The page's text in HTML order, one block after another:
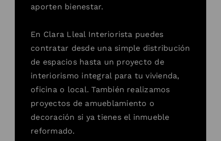
aporten bienestar.
En Clara Lleal Interiorista puedes
contratar desde una simple distribución
de espacios hasta un proyecto de
interiorismo integral para tu vivienda,
oficina o local. También realizamos
proyectos de amueblamiento o
decoración si ya tienes el inmueble
reformado.